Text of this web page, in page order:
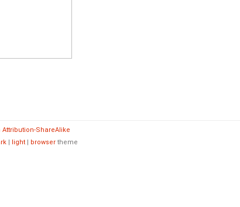
Attribution-ShareAlike
| light | browser theme